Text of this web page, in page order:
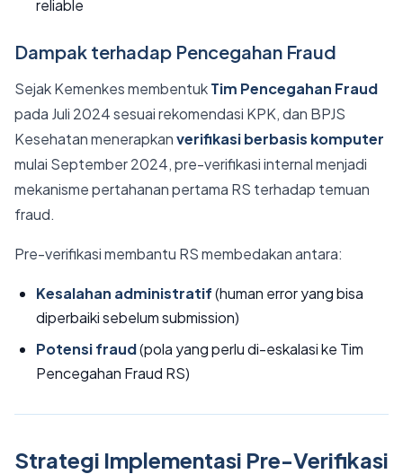
reliable
Dampak terhadap Pencegahan Fraud
Sejak Kemenkes membentukTim Pencegahan Fraud
pada Juli 2024 sesuai rekomendasi KPK, dan BPJS
Kesehatan menerapkanverifikasi berbasis komputer
mulai September 2024, pre-verifikasi internal menjadi
mekanisme pertahanan pertama RS terhadap temuan
fraud.
Pre-verifikasi membantu RS membedakan antara:
Kesalahan administratif(human error yang bisa
diperbaiki sebelum submission)
Potensi fraud(pola yang perlu di-eskalasi ke Tim
Pencegahan Fraud RS)
Strategi Implementasi Pre-Verifikasi